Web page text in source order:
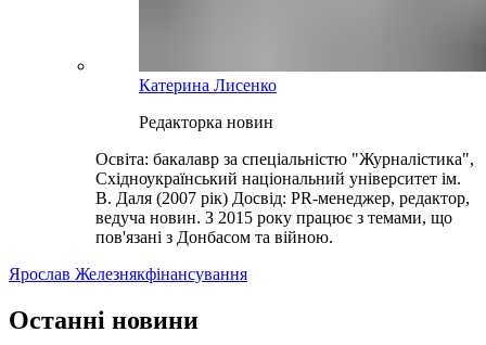
Катерина Лисенко
Редакторка новин
Освіта: бакалавр за спеціальністю "Журналістика",
Східноукраїнський національний університет ім.
В. Даля (2007 рік) Досвід: PR-менеджер, редактор,
ведуча новин. З 2015 року працює з темами, що
пов'язані з Донбасом та війною.
Ярослав Железнякфінансування
Останні новини